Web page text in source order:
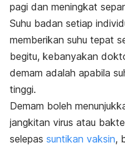
pagi dan meningkat
Suhu badan setiap
memberikan suhu tepat
begitu, kebanyakan
demam adalah apabila
tinggi.
Demam boleh
jangkitan virus atau
selepas suntikan vaksin,